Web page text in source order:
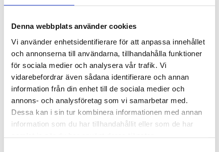
Denna webbplats använder cookies
Vi använder enhetsidentifierare för att anpassa innehållet
och annonserna till användarna, tillhandahålla funktioner
för sociala medier och analysera vår trafik. Vi
vidarebefordrar även sådana identifierare och annan
information från din enhet till de sociala medier och
annons- och analysföretag som vi samarbetar med.
Dessa kan i sin tur kombinera informationen med annan
information som du har tillhandahållit eller som de har
samlat in när du har använt deras tjänster.
Resenär 1: Tillägg 179:-
Kopiera val till övriga resenärer ↓
Resenär 2: Tillägg 179:-
bordsreservation i
Panoramabaren.